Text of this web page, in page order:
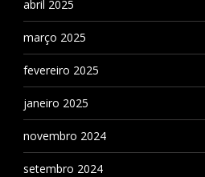
abril 2025
março 2025
fevereiro 2025
janeiro 2025
novembro 2024
setembro 2024